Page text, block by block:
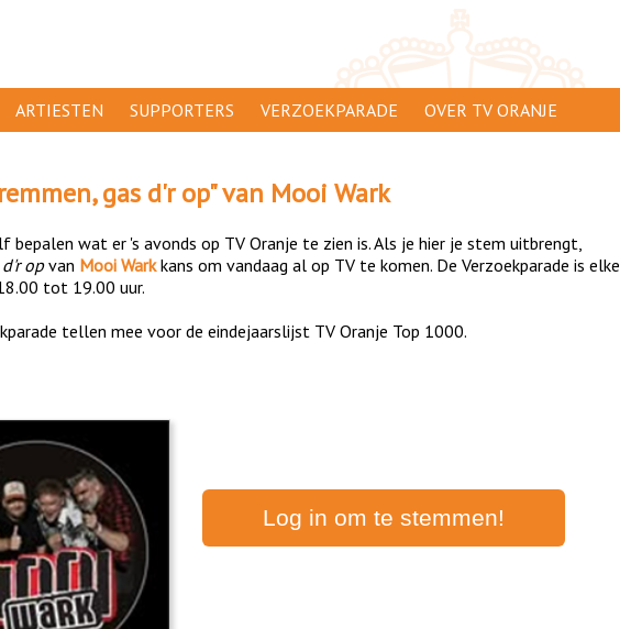
ARTIESTEN SUPPORTERS
AANMELDEN
VERZOEKPARADE OVER TV ORANJE
ADVERTEREN
PRIVACY
gas d'r op" van Mooi Wark
bepalen wat er 's avonds op TV Oranje te zien is. Als je hier je stem uitbrengt,
opvan Mooi Warkkans om vandaag al op TV te komen. De Verzoekparade is elke
tot 19.00 uur.
tellen mee voor de eindejaarslijst TV Oranje Top 1000.
Log in om te stemmen!